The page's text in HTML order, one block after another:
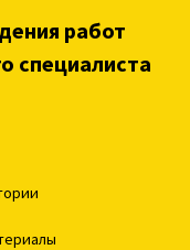
работ
специалиста